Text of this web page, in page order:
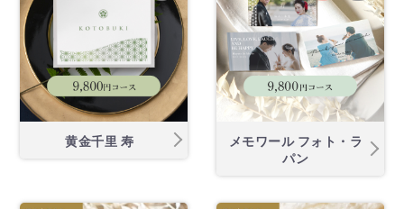
黄金千里 寿
メモワール フォト・ラ
パン